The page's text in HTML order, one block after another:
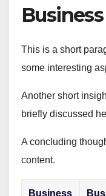
This is a short
some interesting
Another short
briefly discussed
A concluding
content.
Business